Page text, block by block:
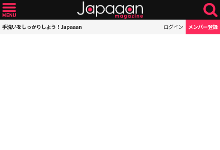
手洗いをしっかりしよう！Japaaan ログイン メンバー登録